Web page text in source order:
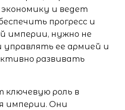
экономику и ведет
прогресс и
империи, нужно не
управлять ее армией и
развивать
ключевую роль в
империи. Они